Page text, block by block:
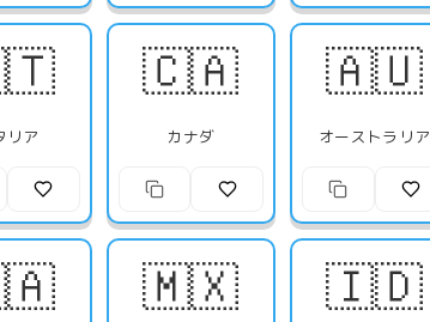
リア
🇨🇦
カナダ
🇦🇺
オーストラリア
🇲🇽 🇮🇩